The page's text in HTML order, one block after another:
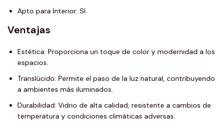
Apto para Interior: Sí
Ventajas
Estética: Proporciona un toque de color y modernidad a los
espacios.
Translúcido: Permite el paso de la luz natural, contribuyendo
a ambientes más iluminados.
Durabilidad: Vidrio de alta calidad, resistente a cambios de
temperatura y condiciones climáticas adversas.